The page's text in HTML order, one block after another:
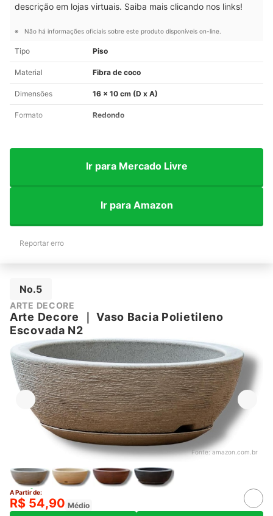
descrição em lojas virtuais. Saiba mais clicando nos links!
Não há informações oficiais sobre este produto disponíveis on-line.
Tipo Piso
Material Fibra de coco
Dimensões 16 x 10 cm (D x A)
Formato Redondo
Ir para Mercado Livre
Ir para Amazon
Reportar erro
No.5
ARTE DECORE
Arte Decore ｜Vaso Bacia Polietileno
Escovada N2
Fonte: amazon.com.br
A Partir de:
R$ 54,90 Médio